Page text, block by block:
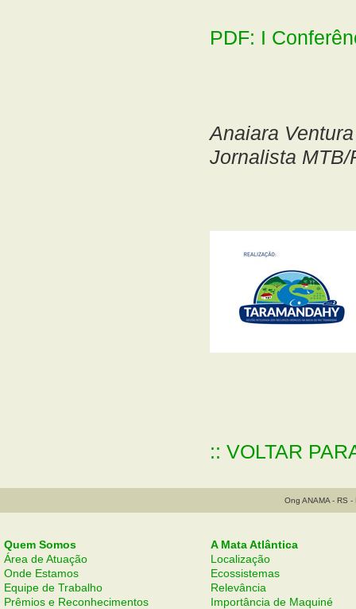
PDF: I
Anaiara
Jornalista MTB/
:: VOLTAR
Ong ANAMA - RS
Quem Somos
Área de Atuação
Onde Estamos
Equipe de Trabalho
Prêmios e Reconhecimentos
A Mata Atlântica
Localização
Ecossistemas
Relevância
Importância de Maquiné